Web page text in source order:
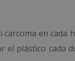
en cada
el plástico cada